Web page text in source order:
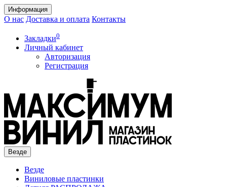
Информация
О нас Доставка и оплата Контакты
Закладки0
Личный кабинет
Авторизация
Регистрация
Везде
Везде
Виниловые пластинки